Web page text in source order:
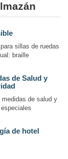
sillas de ruedas
braille
de Salud y
medidas de salud y
de hotel